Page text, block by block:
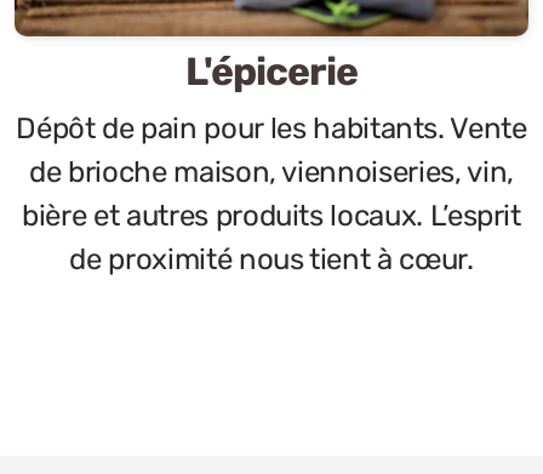
L'épicerie
Dépôt de pain pour les habitants. Vente
de brioche maison, viennoiseries, vin,
bière et autres produits locaux. L’esprit
de proximité nous tient à cœur.